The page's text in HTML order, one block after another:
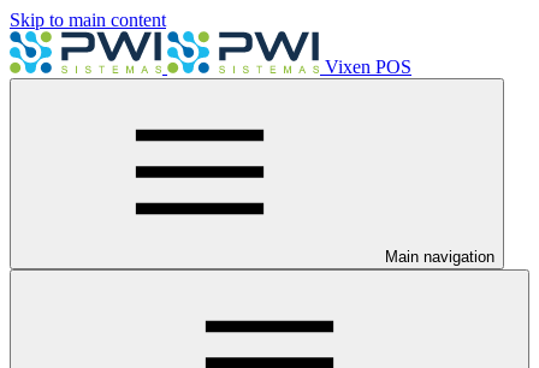
Skip to main content
Vixen POS
Main navigation